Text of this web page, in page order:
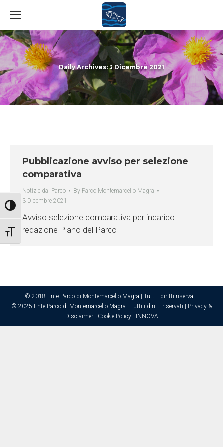
Attiva/disattiva alto contrasto
Attiva/disattiva dimensione testo
Daily Archives:3 Dicembre 2021
You are here:
Pubblicazione avviso per selezione
comparativa
Notizie dal Parco By Parco Montemarcello Magra
3 Dicembre 2021
Avviso selezione comparativa per incarico
redazione Piano del Parco
© 2018 Ente Parco di Montemarcello-Magra | Tutti i diritti riservati.
© 2025 Ente Parco di Montemarcello-Magra | Tutti i diritti riservati | Privacy &
Disclaimer- Cookie Policy- INNOVA